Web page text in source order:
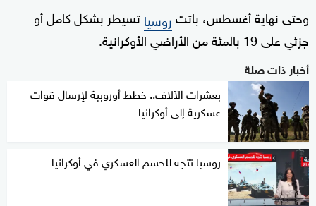
وحتى نهاية أغسطس، باتتروسياتسيطر بشكل كامل أو
جزئي على 19 بالمئة من الأراضي الأوكرانية.
أخبار ذات صلة
بعشرات الآلاف.. خطط أوروبية لإرسال قوات
عسكرية إلى أوكرانيا
روسيا تتجه للحسم العسكري في أوكرانيا